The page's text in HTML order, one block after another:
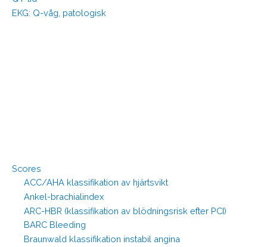
EKG: Q-våg, patologisk
Scores
ACC/AHA klassifikation av hjärtsvikt
Ankel-brachialindex
ARC-HBR (klassifikation av blödningsrisk efter PCI)
BARC Bleeding
Braunwald klassifikation instabil angina